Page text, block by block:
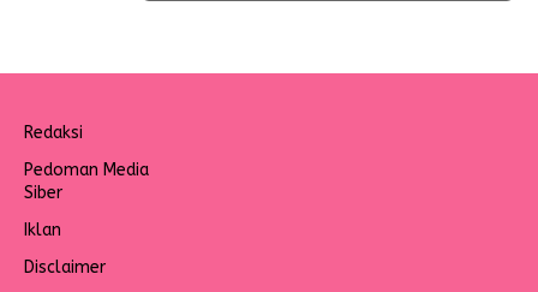
Redaksi
Pedoman Media
Siber
Iklan
Disclaimer